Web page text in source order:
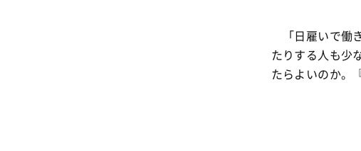
「日雇いで働
たりする人も少
たらよいのか。